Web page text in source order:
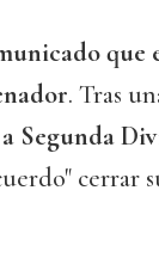
que
. Tras
Segunda
cerrar